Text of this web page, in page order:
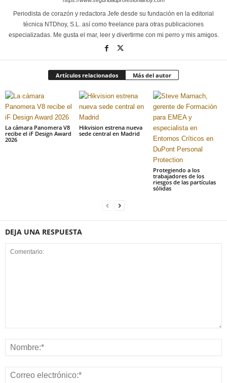
Periodista de corazón y redactora Jefe desde su fundación en la editorial
técnica NTDhoy, S.L. así como freelance para otras publicaciones
especializadas. Me gusta el mar, leer y divertirme con mi perro y mis amigos.
Artículos relacionados Más del autor
La cámara Panomera V8
recibe el iF Design Award
2026
Hikvision estrena nueva
sede central en Madrid
Protegiendo a los
trabajadores de los
riesgos de las partículas
sólidas
DEJA UNA RESPUESTA